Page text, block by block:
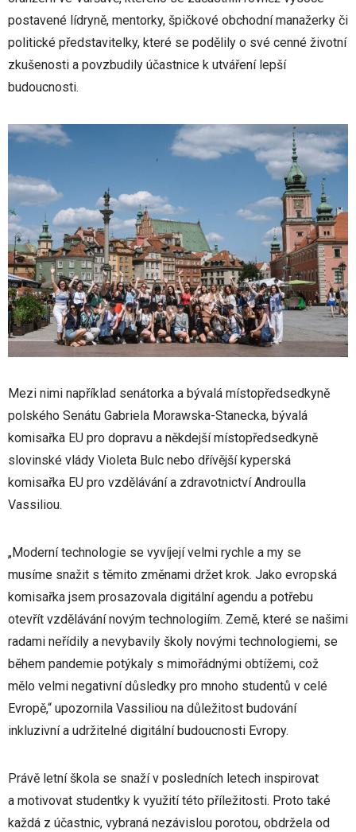
postavené lídryně, mentorky, špičkové obchodní manažerky či
politické představitelky, které se podělily o své cenné životní
zkušenosti a povzbudily účastnice k utváření lepší
budoucnosti.
Mezi nimi například senátorka a bývalá místopředsedkyně
polského Senátu Gabriela Morawska-Stanecka, bývalá
komisařka EU pro dopravu a někdejší místopředsedkyně
slovinské vlády Violeta Bulc nebo dřívější kyperská
komisařka EU pro vzdělávání a zdravotnictví Androulla
Vassiliou.
„Moderní technologie se vyvíjejí velmi rychle a my se
musíme snažit s těmito změnami držet krok. Jako evropská
komisařka jsem prosazovala digitální agendu a potřebu
otevřít vzdělávání novým technologiím. Země, které se našimi
radami neřídily a nevybavily školy novými technologiemi, se
během pandemie potýkaly s mimořádnými obtížemi, což
mělo velmi negativní důsledky pro mnoho studentů v celé
Evropě,“ upozornila Vassiliou na důležitost budování
inkluzivní a udržitelné digitální budoucnosti Evropy.
Právě letní škola se snaží v posledních letech inspirovat
a motivovat studentky k využití této příležitosti. Proto také
každá z účastnic, vybraná nezávislou porotou, obdržela od